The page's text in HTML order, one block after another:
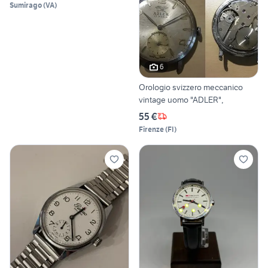
Sumirago(VA)
6
Orologio svizzero meccanico
vintage uomo "ADLER",
55 €
Firenze(FI)